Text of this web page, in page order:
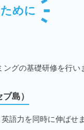
めに
グの基礎研修を行い
島）
語力を同時に伸ばせま